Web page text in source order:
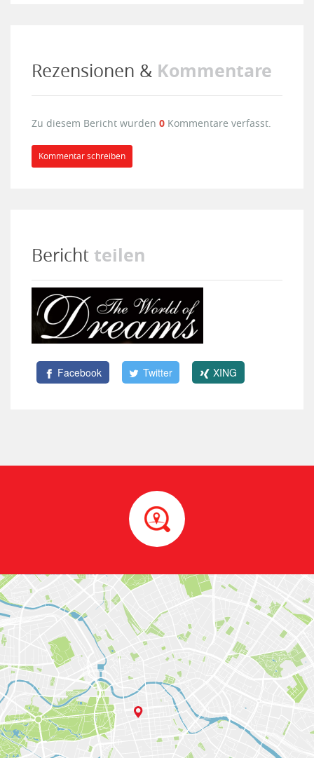
Rezensionen & Kommentare
Zu diesem Bericht wurden 0 Kommentare verfasst.
Kommentar schreiben
Bericht teilen
Facebook Twitter XING